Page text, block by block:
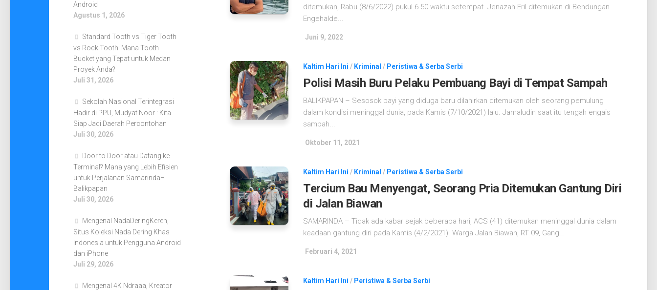
ditemukan, Rabu (8/6/2022) pukul 6.50 waktu setempat. Jenazah Eril ditemukan di Bendungan
Engehalde...
Juni 9, 2022
Kaltim Hari Ini / Kriminal / Peristiwa & Serba Serbi
Polisi Masih Buru Pelaku Pembuang Bayi di Tempat Sampah
BALIKPAPAN – Sesosok bayi yang diduga baru dilahirkan ditemukan oleh seorang pemulung
dalam kondisi meninggal dunia, pada Kamis (7/10/2021) lalu. Jamaludin saat itu tengah engais
sampah...
Oktober 11, 2021
Kaltim Hari Ini / Kriminal / Peristiwa & Serba Serbi
Tercium Bau Menyengat, Seorang Pria Ditemukan Gantung Diri
di Jalan Biawan
SAMARINDA – Tidak ada kabar sejak beberapa hari, ACS (41) ditemukan meninggal dunia dalam
keadaan gantung diri pada Kamis (4/2/2021). Warga Jalan Biawan, RT 09, Gang...
Februari 4, 2021
Kaltim Hari Ini / Peristiwa & Serba Serbi
Android
Agustus 1, 2026
Standard Tooth vs Tiger Tooth
vs Rock Tooth: Mana Tooth
Bucket yang Tepat untuk Medan
Proyek Anda?
Juli 31, 2026
Sekolah Nasional Terintegrasi
Hadir di PPU, Mudyat Noor : Kita
Siap Jadi Daerah Percontohan
Juli 30, 2026
Door to Door atau Datang ke
Terminal? Mana yang Lebih Efisien
untuk Perjalanan Samarinda–
Balikpapan
Juli 30, 2026
Mengenal NadaDeringKeren,
Situs Koleksi Nada Dering Khas
Indonesia untuk Pengguna Android
dan iPhone
Juli 29, 2026
Mengenal 4K Ndraaa, Kreator